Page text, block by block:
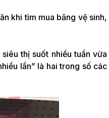
khi tìm mua băng vệ sinh,
thị suốt nhiều tuần vừa
lần” là hai trong số các